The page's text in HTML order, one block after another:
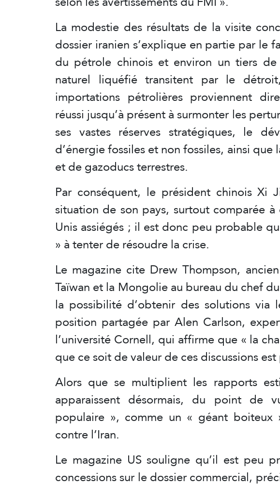
La modestie des résultats de la visite
dossier iranien s’explique en partie par le
du pétrole chinois et environ un tiers
naturel liquéfié transitent par le
importations pétrolières proviennent
réussi jusqu’à présent à surmonter les
ses vastes réserves stratégiques, le
d’énergie fossiles et non fossiles, ainsi
et de gazoducs terrestres.
Par conséquent, le président chinois Xi
situation de son pays, surtout comparée
Unis assiégés ; il est donc peu probable
» à tenter de résoudre la crise.
Le magazine cite Drew Thompson,
Taïwan et la Mongolie au bureau du chef
la possibilité d’obtenir des solutions via
position partagée par Alen Carlson,
l’université Cornell, qui affirme que « la
que ce soit de valeur de ces discussions
Alors que se multiplient les rapports
apparaissent désormais, du point de
populaire », comme un « géant
contre l’Iran.
Le magazine US souligne qu’il est peu
concessions sur le dossier commercial,